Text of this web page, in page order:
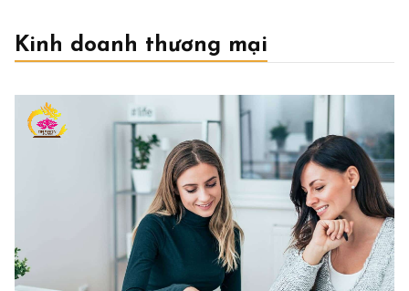
Kinh doanh thương mại